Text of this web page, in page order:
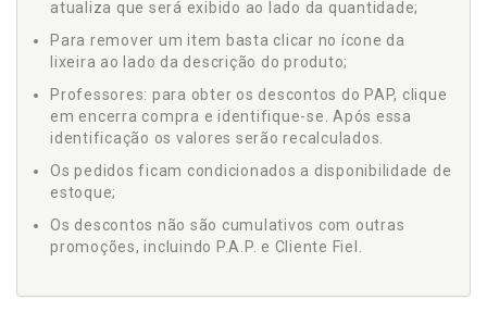
atualiza que será exibido ao lado da quantidade;
Para remover um item basta clicar no ícone da
lixeira ao lado da descrição do produto;
Professores: para obter os descontos do PAP, clique
em encerra compra e identifique-se. Após essa
identificação os valores serão recalculados.
Os pedidos ficam condicionados a disponibilidade de
estoque;
Os descontos não são cumulativos com outras
promoções, incluindo P.A.P. e Cliente Fiel.